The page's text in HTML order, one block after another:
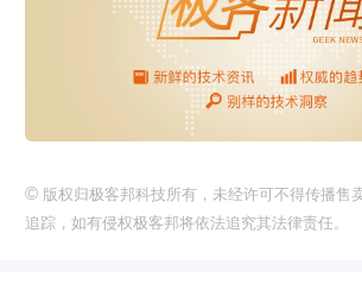
© 版权归极客邦科技所有，未经许可不得传播售
追踪，如有侵权极客邦将依法追究其法律责任。